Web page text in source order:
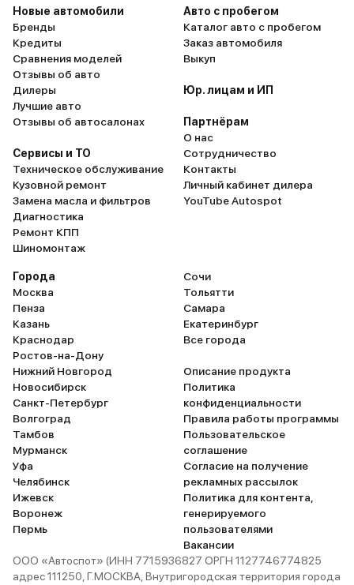
Новые автомобили
Бренды
Кредиты
Сравнения моделей
Отзывы об авто
Дилеры
Лучшие авто
Отзывы об автосалонах
Сервисы и ТО
Техническое обслуживание
Кузовной ремонт
Замена масла и фильтров
Диагностика
Ремонт КПП
Шиномонтаж
Авто с пробегом
Каталог авто с пробегом
Заказ автомобиля
Выкуп
Юр. лицам и ИП
Партнёрам
О нас
Сотрудничество
Контакты
Личный кабинет дилера
YouTube Autospot
Города
Москва
Пенза
Казань
Краснодар
Ростов-на-Дону
Нижний Новгород
Новосибирск
Санкт-Петербург
Волгоград
Тамбов
Мурманск
Уфа
Челябинск
Ижевск
Воронеж
Пермь
Сочи
Тольятти
Самара
Екатеринбург
Все города
Описание продукта
Политика
конфиденциальности
Правила работы программы
Пользовательское
соглашение
Согласие на получение
рекламных рассылок
Политика для контента,
генерируемого
пользователями
Вакансии
ООО «Автоспот» (ИНН 7715936827 ОРГН 1127746774825
адрес 111250, Г.МОСКВА, Внутригородская территория города